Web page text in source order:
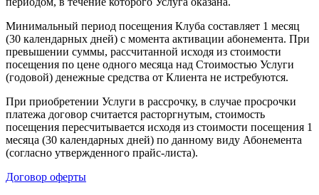
Минимальный период посещения Клуба составляет 1 месяц
(30 календарных дней) с момента активации абонемента. При
превышении суммы, рассчитанной исходя из стоимости
посещения по цене одного месяца над Стоимостью Услуги
(годовой) денежные средства от Клиента не истребуются.
При приобретении Услуги в рассрочку, в случае просрочки
платежа договор считается расторгнутым, стоимость
посещения пересчитывается исходя из стоимости посещения 1
месяца (30 календарных дней) по данному виду Абонемента
(согласно утвержденного прайс-листа).
Договор оферты